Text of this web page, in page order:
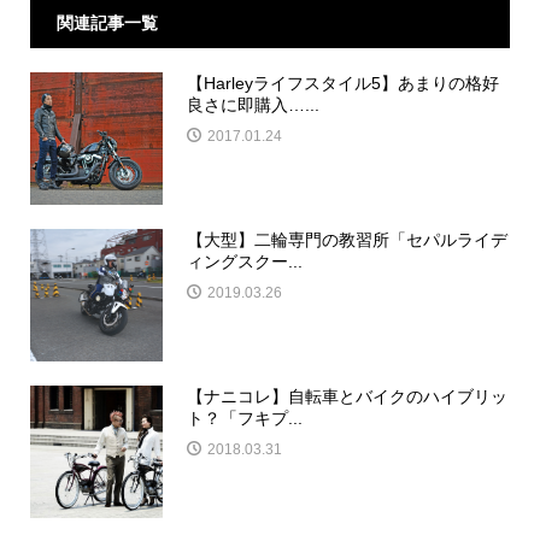
関連記事一覧
【Harleyライフスタイル5】あまりの格好
良さに即購入…...
2017.01.24
【大型】二輪専門の教習所「セパルライデ
ィングスクー...
2019.03.26
【ナニコレ】自転車とバイクのハイブリッ
ト？「フキプ...
2018.03.31